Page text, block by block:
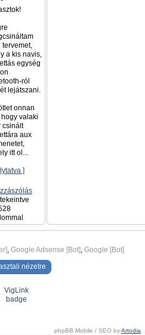
tervemet,
a kis navis,
egység
ról
lejátszani.
onnan
hogy valaki
csinált
aux
itt ol...
]
, Google Adsense [Bot], Google [Bot]
nézetre
phpBB Mobile / SEO byArtodia.